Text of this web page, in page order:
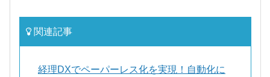
関連記事
経理DXでペーパーレス化を実現！自動化に